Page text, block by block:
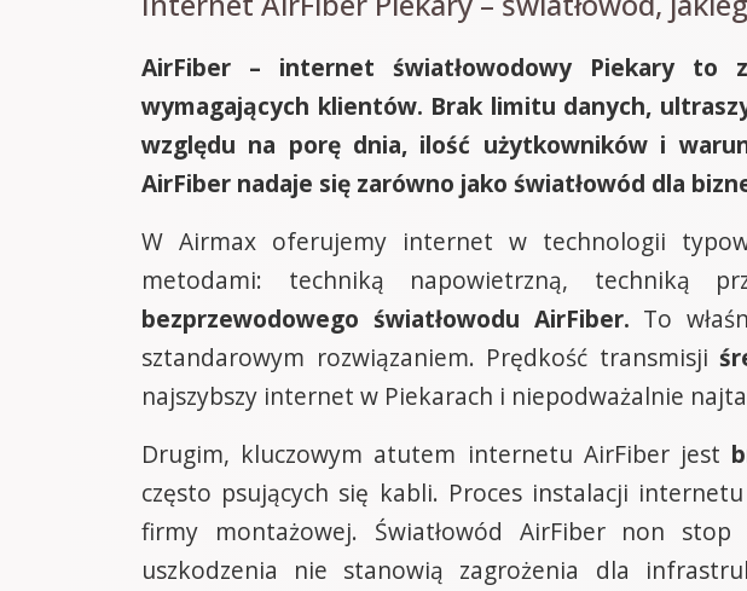
AirFiber – internet światłowodowy Piekary to
wymagających klientów. Brak limitu danych,
względu na porę dnia, ilość użytkowników i
AirFiber nadaje się zarówno jako światłowód dla
W Airmax oferujemy internet w technologii
metodami: techniką napowietrzną, techniką
bezprzewodowego światłowodu AirFiber. To
sztandarowym rozwiązaniem. Prędkość transmisji
najszybszy internet w Piekarach i niepodważalnie
Drugim, kluczowym atutem internetu AirFiber jest
często psujących się kabli. Proces instalacji
firmy montażowej. Światłowód AirFiber non stop
uszkodzenia nie stanowią zagrożenia dla